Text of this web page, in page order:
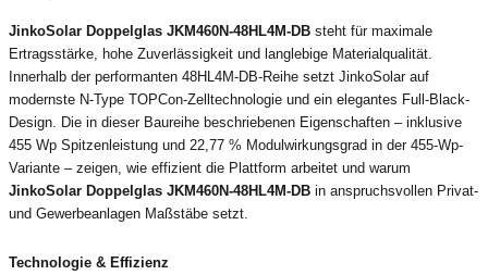
JinkoSolar Doppelglas JKM460N-48HL4M-DB steht für maximale
Ertragsstärke, hohe Zuverlässigkeit und langlebige Materialqualität.
Innerhalb der performanten 48HL4M-DB-Reihe setzt JinkoSolar auf
modernste N-Type TOPCon-Zelltechnologie und ein elegantes Full-Black-
Design. Die in dieser Baureihe beschriebenen Eigenschaften – inklusive
455 Wp Spitzenleistung und 22,77 % Modulwirkungsgrad in der 455-Wp-
Variante – zeigen, wie effizient die Plattform arbeitet und warum
JinkoSolar Doppelglas JKM460N-48HL4M-DB in anspruchsvollen Privat-
und Gewerbeanlagen Maßstäbe setzt.
Technologie & Effizienz